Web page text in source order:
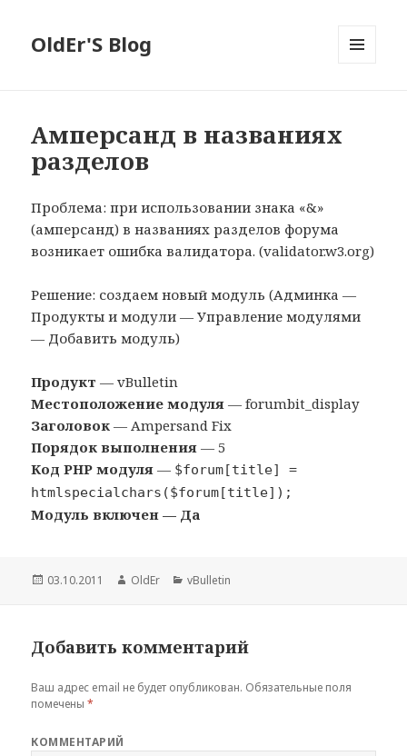
OldEr'S Blog
Амперсанд в названиях
разделов
Проблема: при использовании знака «&»
(амперсанд) в названиях разделов форума
возникает ошибка валидатора. (validator.w3.org)
Решение: создаем новый модуль (Админка —
Продукты и модули — Управление модулями
— Добавить модуль)
Продукт — vBulletin
Местоположение модуля — forumbit_display
Заголовок — Ampersand Fix
Порядок выполнения — 5
Код PHP модуля — $forum[title] =
htmlspecialchars($forum[title]);
Модуль включен — Да
Опубликовано
03.10.2011 Автор
OldEr Рубрики
vBulletin
Добавить комментарий
Ваш адрес email не будет опубликован. Обязательные поля
помечены*
КОММЕНТАРИЙ